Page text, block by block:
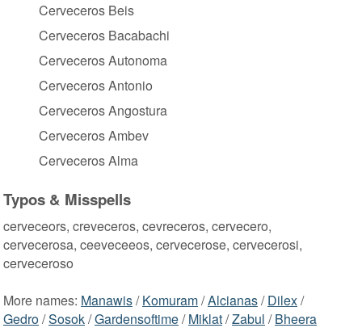
Cerveceros Beis
Cerveceros Bacabachi
Cerveceros Autonoma
Cerveceros Antonio
Cerveceros Angostura
Cerveceros Ambev
Cerveceros Alma
Typos & Misspells
cerveceors, creveceros, cevreceros, cervecero,
cervecerosa, ceeveceeos, cervecerose, cervecerosi,
cerveceroso
More names: Manawis/Komuram/Alcianas/Dilex/
Gedro/Sosok/Gardensoftime/Miklat/Zabul /Bheera